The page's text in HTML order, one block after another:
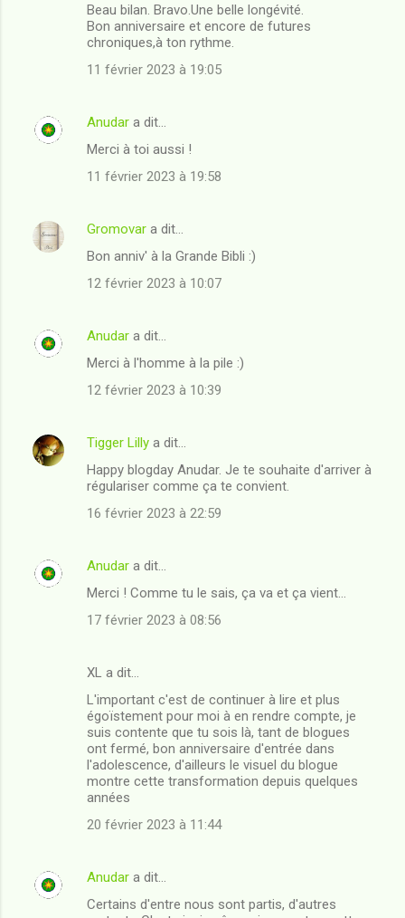
Beau bilan. Bravo.Une belle longévité.
Bon anniversaire et encore de futures
chroniques,à ton rythme.
11 février 2023 à 19:05
Anudar a dit…
Merci à toi aussi !
11 février 2023 à 19:58
Gromovar a dit…
Bon anniv' à la Grande Bibli :)
12 février 2023 à 10:07
Anudar a dit…
Merci à l'homme à la pile :)
12 février 2023 à 10:39
Tigger Lilly a dit…
Happy blogday Anudar. Je te souhaite d'arriver à
régulariser comme ça te convient.
16 février 2023 à 22:59
Anudar a dit…
Merci ! Comme tu le sais, ça va et ça vient...
17 février 2023 à 08:56
XL a dit…
L'important c'est de continuer à lire et plus
égoïstement pour moi à en rendre compte, je
suis contente que tu sois là, tant de blogues
ont fermé, bon anniversaire d'entrée dans
l'adolescence, d'ailleurs le visuel du blogue
montre cette transformation depuis quelques
années
20 février 2023 à 11:44
Anudar a dit…
Certains d'entre nous sont partis, d'autres